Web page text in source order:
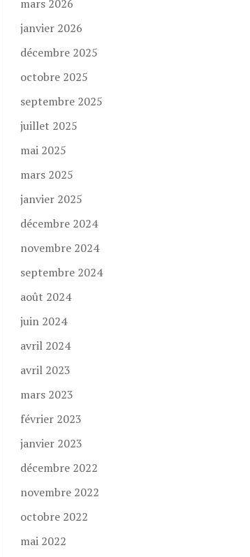
mars 2026
janvier 2026
décembre 2025
octobre 2025
septembre 2025
juillet 2025
mai 2025
mars 2025
janvier 2025
décembre 2024
novembre 2024
septembre 2024
août 2024
juin 2024
avril 2024
avril 2023
mars 2023
février 2023
janvier 2023
décembre 2022
novembre 2022
octobre 2022
mai 2022